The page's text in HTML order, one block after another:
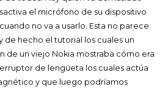
el micrófono de su dispositivo
no va a usarlo. Esta no parece
de hecho el tutorial los cuales un
de un viejo Nokia mostraba cómo era
de lengüeta los cuales actúa
y que luego podríamos